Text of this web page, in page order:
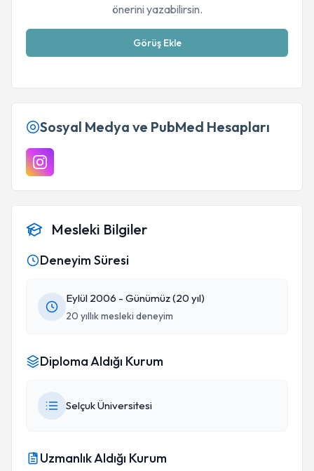
önerini yazabilirsin.
Görüş Ekle
Sosyal Medya ve PubMed Hesapları
Mesleki Bilgiler
Deneyim Süresi
Eylül 2006 - Günümüz (20 yıl)
20 yıllık mesleki deneyim
Diploma Aldığı Kurum
Selçuk Üniversitesi
Uzmanlık Aldığı Kurum